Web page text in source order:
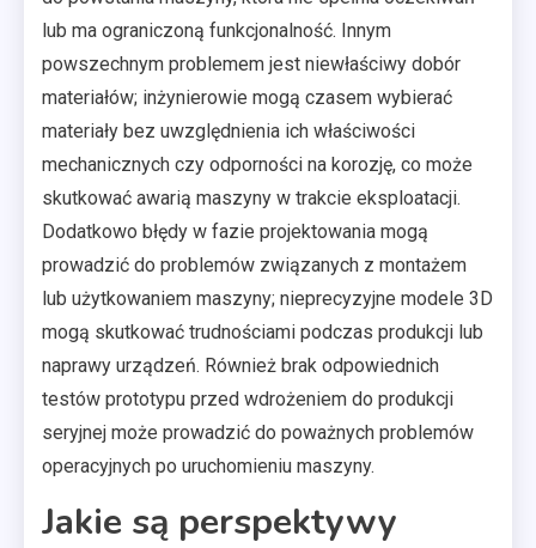
lub ma ograniczoną funkcjonalność. Innym
powszechnym problemem jest niewłaściwy dobór
materiałów; inżynierowie mogą czasem wybierać
materiały bez uwzględnienia ich właściwości
mechanicznych czy odporności na korozję, co może
skutkować awarią maszyny w trakcie eksploatacji.
Dodatkowo błędy w fazie projektowania mogą
prowadzić do problemów związanych z montażem
lub użytkowaniem maszyny; nieprecyzyjne modele 3D
mogą skutkować trudnościami podczas produkcji lub
naprawy urządzeń. Również brak odpowiednich
testów prototypu przed wdrożeniem do produkcji
seryjnej może prowadzić do poważnych problemów
operacyjnych po uruchomieniu maszyny.
Jakie są perspektywy